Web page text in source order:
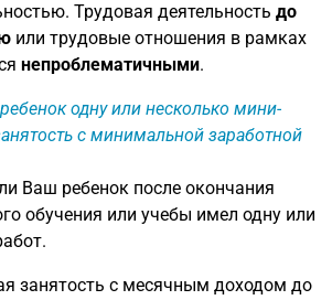
Трудовая деятельность до
или трудовые отношения в рамках
непроблематичными.
одну или несколько мини-
с минимальной заработной
Ваш ребенок после окончания
обучения или учебы имел одну или
занятость с месячным доходом до